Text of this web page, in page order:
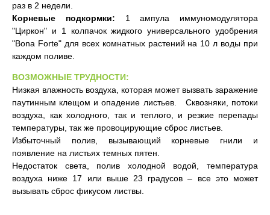
раз в 2 недели.
Корневые подкормки: 1 ампула иммуномодулятора
"Циркон" и 1 колпачок жидкого универсального удобрения
"Bona Forte" для всех комнатных растений на 10 л воды при
каждом поливе.
ВОЗМОЖНЫЕ ТРУДНОСТИ:
Низкая влажность воздуха, которая может вызвать заражение
паутинным клещом и опадение листьев. Сквозняки, потоки
воздуха, как холодного, так и теплого, и резкие перепады
температуры, так же провоцирующие сброс листьев.
Избыточный полив, вызывающий корневые гнили и
появление на листьях темных пятен.
Недостаток света, полив холодной водой, температура
воздуха ниже 17 или выше 23 градусов – все это может
вызывать сброс фикусом листвы.